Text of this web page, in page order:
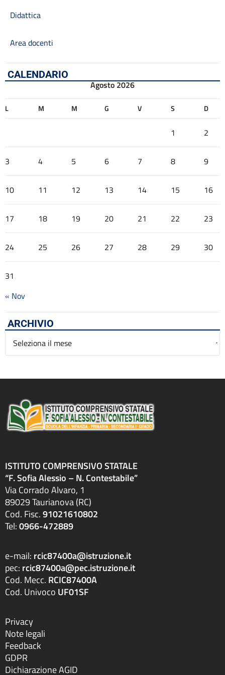
Didattica
Area docenti
CALENDARIO
Agosto 2026
L M M G V S D
1 2
3 4 5 6 7 8 9
10 11 12 13 14 15 16
17 18 19 20 21 22 23
24 25 26 27 28 29 30
31
« Nov
ARCHIVIO
Archivio
ISTITUTO COMPRENSIVO STATALE
“F. Sofia Alessio – N. Contestabile”
Via Corrado Alvaro, 1
89029 Taurianova (RC)
Cod. Fisc.91021610802
Tel:0966-472889
e-mail: rcic87400a@istruzione.it
pec: rcic87400a@pec.istruzione.it
Cod. Mecc. RCIC87400A
Cod. Univoco UF01SF
Privacy
Note legali
Feedback
GDPR
Dichiarazione AGID